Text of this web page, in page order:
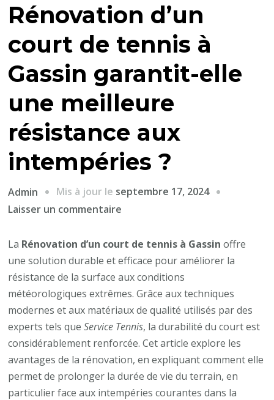
Rénovation d’un
court de tennis à
Gassin garantit-elle
une meilleure
résistance aux
intempéries ?
Admin Mis à jour le septembre 17, 2024
Laisser un commentaire
la
Rénovation
d’un
court
de
tennis
à
Gassin
garantit-
elle
La Rénovation d’un court de tennis à Gassin offre
une solution durable et efficace pour améliorer la
résistance de la surface aux conditions
météorologiques extrêmes. Grâce aux techniques
modernes et aux matériaux de qualité utilisés par des
experts tels queService Tennis, la durabilité du court est
considérablement renforcée. Cet article explore les
avantages de la rénovation, en expliquant comment elle
permet de prolonger la durée de vie du terrain, en
particulier face aux intempéries courantes dans la